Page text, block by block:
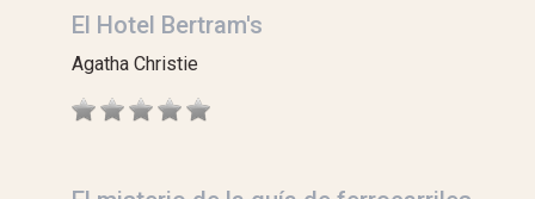
El Hotel Bertram's
Agatha Christie